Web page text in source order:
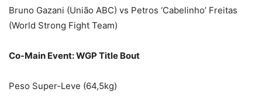
Bruno Gazani (União ABC) vs Petros ‘Cabelinho’ Freitas
(World Strong Fight Team)
Co-Main Event: WGP Title Bout
Peso Super-Leve (64,5kg)